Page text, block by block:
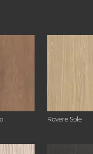
Rovere Sole